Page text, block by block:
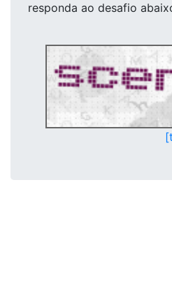
responda ao desafio